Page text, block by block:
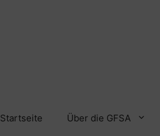
Startseite Über die GFSA